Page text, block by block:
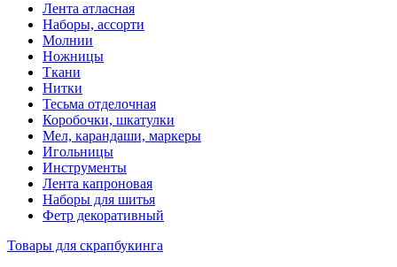
Лента атласная
Наборы, ассорти
Молнии
Ножницы
Ткани
Нитки
Тесьма отделочная
Коробочки, шкатулки
Мел, карандаши, маркеры
Игольницы
Инструменты
Лента капроновая
Наборы для шитья
Фетр декоративный
Товары для скрапбукинга